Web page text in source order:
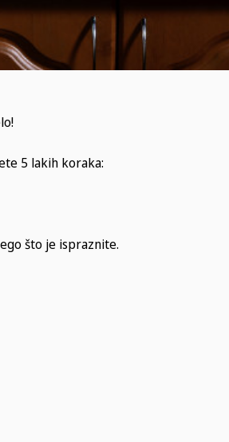
5 lakih koraka:
što je ispraznite.